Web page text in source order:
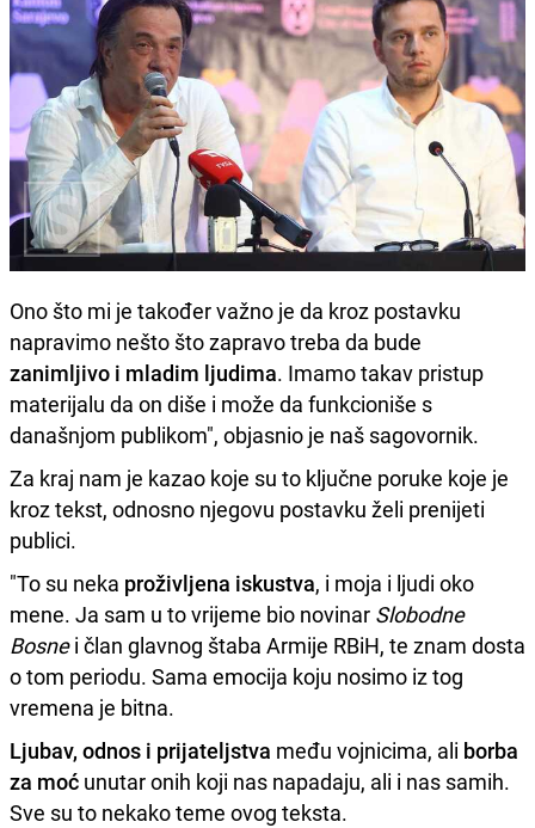
Ono što mi je također važno je da kroz postavku
napravimo nešto što zapravo treba da bude
zanimljivo i mladim ljudima. Imamo takav pristup
materijalu da on diše i može da funkcioniše s
današnjom publikom", objasnio je naš sagovornik.
Za kraj nam je kazao koje su to ključne poruke koje je
kroz tekst, odnosno njegovu postavku želi prenijeti
publici.
"To su neka proživljena iskustva, i moja i ljudi oko
mene. Ja sam u to vrijeme bio novinar Slobodne
Bosnei član glavnog štaba Armije RBiH, te znam dosta
o tom periodu. Sama emocija koju nosimo iz tog
vremena je bitna.
Ljubav, odnos i prijateljstva među vojnicima, ali borba
za moć unutar onih koji nas napadaju, ali i nas samih.
Sve su to nekako teme ovog teksta.